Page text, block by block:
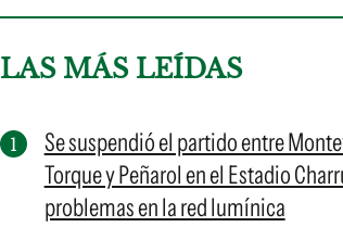
LAS MÁS LEÍDAS
Se suspendió el partido entre
Torque y Peñarol en el Estadio
problemas en la red lumínica